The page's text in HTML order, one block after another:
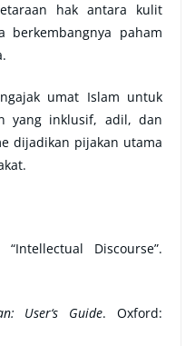
hak antara kulit
paham
umat Islam untuk
yang inklusif, adil, dan
dijadikan pijakan utama
Discourse”.
User‘s Guide. Oxford: